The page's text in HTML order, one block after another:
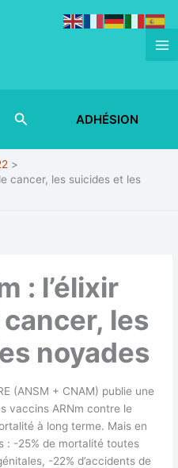
RechercherADHÉSION
cancer, les suicides et les
: l’élixir
les
noyades
(ANSM + CNAM) publie une
vaccins ARNm contre le
à long terme. Mais en
: -25% de mortalité toutes
-22% d’accidents de